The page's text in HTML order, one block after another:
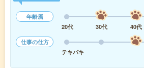
年齢層
20代
30代 40代
仕事の仕方
テキパキ